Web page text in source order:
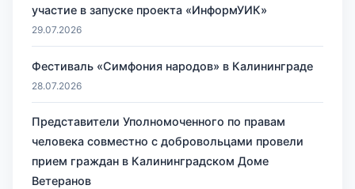
участие в запуске проекта «ИнформУИК»
29.07.2026
Фестиваль «Симфония народов» в Калининграде
28.07.2026
Представители Уполномоченного по правам
человека совместно с добровольцами провели
прием граждан в Калининградском Доме
Ветеранов